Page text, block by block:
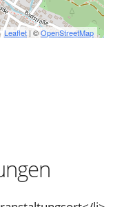
Leaflet | ©OpenStreetMap